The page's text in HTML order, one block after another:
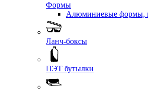
Формы
Алюминиевые формы,
Ланч-боксы
ПЭТ бутылки